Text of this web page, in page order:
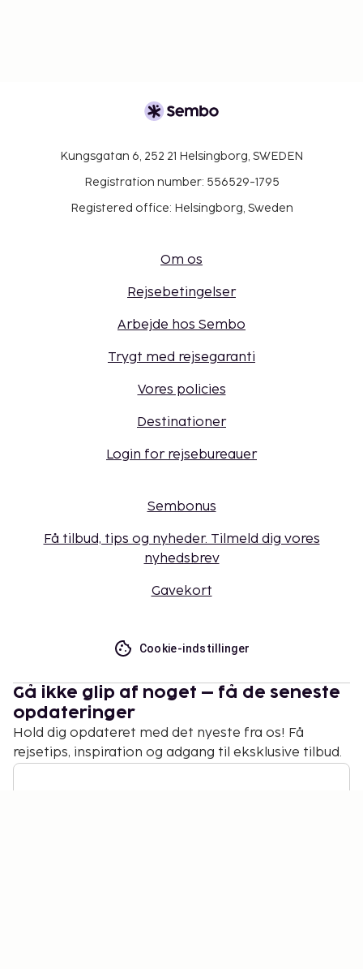
Kungsgatan 6, 252 21 Helsingborg, SWEDEN
Registration number: 556529-1795
Registered office: Helsingborg, Sweden
Om os
Rejsebetingelser
Arbejde hos Sembo
Trygt med rejsegaranti
Vores policies
Destinationer
Login for rejsebureauer
Sembonus
Få tilbud, tips og nyheder. Tilmeld dig vores
nyhedsbrev
Gavekort
Cookie-indstillinger
Gå ikke glip af noget – få de seneste
opdateringer
Hold dig opdateret med det nyeste fra os! Få
rejsetips, inspiration og adgang til eksklusive tilbud.